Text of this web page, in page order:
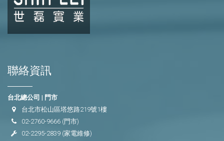
聯絡資訊
台北總公司 | 門市
台北市松山區塔悠路219號1樓
02-2760-9666 (門市)
02-2295-2839 (家電維修)